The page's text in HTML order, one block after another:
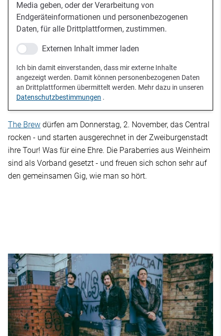
Media geben, oder der Verarbeitung von
Endgeräteinformationen und personenbezogenen
Daten, für alle Drittplattformen, zustimmen.
Externen Inhalt immer laden
Ich bin damit einverstanden, dass mir externe Inhalte
angezeigt werden. Damit können personenbezogenen Daten
an Drittplattformen übermittelt werden. Mehr dazu in unseren
Datenschutzbestimmungen .
The Brew dürfen am Donnerstag, 2. November, das Central
rocken - und starten ausgerechnet in der Zweiburgenstadt
ihre Tour! Was für eine Ehre. Die Paraberries aus Weinheim
sind als Vorband gesetzt - und freuen sich schon sehr auf
den gemeinsamen Gig, wie man so hört.